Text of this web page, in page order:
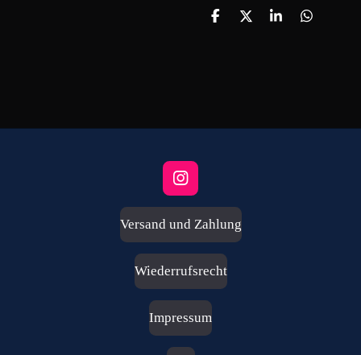
T
T
T
T
I
n
t
g
a
m
Versand und Zahlung
Wiederrufsrecht
Impressum